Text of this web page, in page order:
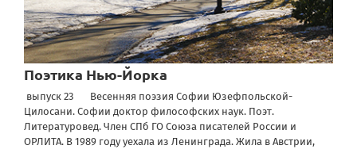
Поэтика Нью-Йорка
выпуск 23 Весенняя поэзия Софии Юзефпольской-
Цилосани. Софии доктор философских наук. Поэт.
Литературовед. Член СПб ГО Союза писателей России и
ОРЛИТА. В 1989 году уехала из Ленинграда. Жила в Австрии,